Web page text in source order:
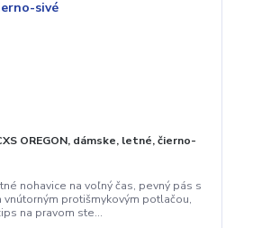
OREGON, dámske, letné, čierno-
nohavice na voľný čas, pevný pás s
vnútorným protišmykovým potlačou,
na pravom ste...